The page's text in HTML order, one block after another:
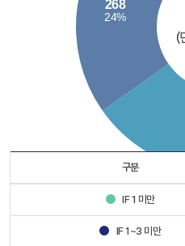
구분
IF 1 미만
IF 1~3 미만